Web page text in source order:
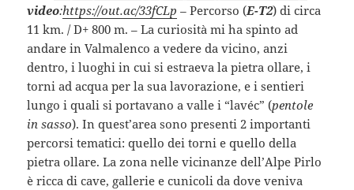
video:https://out.ac/33fCLp –Percorso (E-T2) di circa
11 km. / D+ 800 m. – La curiosità mi ha spinto ad
andare in Valmalenco a vedere da vicino, anzi
dentro, i luoghi in cui si estraeva la pietra ollare, i
torni adacqua per la sua lavorazione, e i sentieri
lungo i quali si portavano a valle i “lavéc” (pentole
in sasso). In quest’area sono presenti 2 importanti
percorsi tematici: quello dei torni e quello della
pietra ollare. La zona nelle vicinanze dell’Alpe Pirlo
è ricca di cave, gallerie e cunicoli da dove veniva